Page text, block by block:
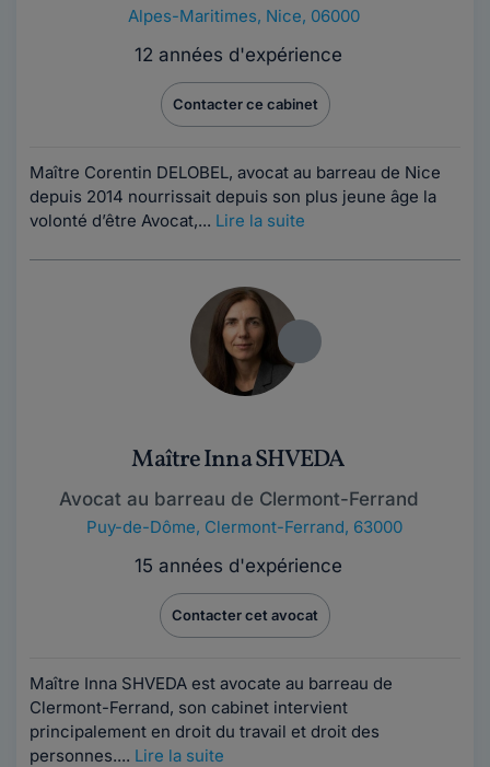
Alpes-Maritimes, Nice, 06000
12 années d'expérience
Contacter ce cabinet
Maître Corentin DELOBEL, avocat au barreau de Nice
depuis 2014 nourrissait depuis son plus jeune âge la
volonté d’être Avocat,... Lire la suite
Maître Inna SHVEDA
Avocat au barreau de Clermont-Ferrand
Puy-de-Dôme, Clermont-Ferrand, 63000
15 années d'expérience
Contacter cet avocat
Maître Inna SHVEDA est avocate au barreau de
Clermont-Ferrand, son cabinet intervient
principalement en droit du travail et droit des
personnes.... Lire la suite